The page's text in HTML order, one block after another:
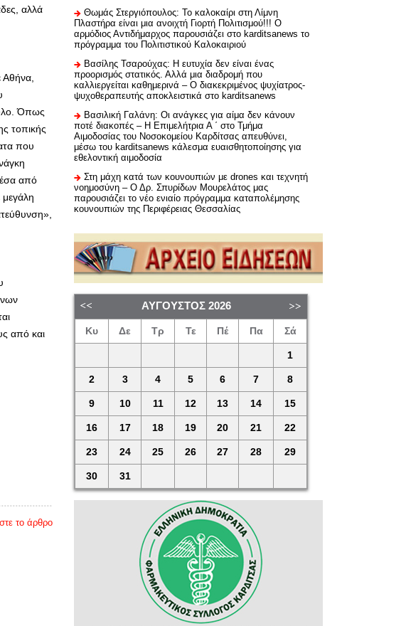
αλλά
Αθήνα,
Όπως
τοπικής
που
από
από και
το άρθρο
Θωμάς Στεργιόπουλος: Το καλοκαίρι στη Λίμνη
Πλαστήρα είναι μια ανοιχτή Γιορτή Πολιτισμού!!! Ο
αρμόδιος Αντιδήμαρχος παρουσιάζει στο karditsanews το
πρόγραμμα του Πολιτιστικού Καλοκαιριού
Βασίλης Τσαρούχας: Η ευτυχία δεν είναι ένας
προορισμός στατικός. Αλλά μια διαδρομή που
καλλιεργείται καθημερινά – Ο διακεκριμένος ψυχίατρος-
ψυχοθεραπευτής αποκλειστικά στο karditsanews
Βασιλική Γαλάνη: Οι ανάγκες για αίμα δεν κάνουν
ποτέ διακοπές – Η Επιμελήτρια Α ΄ στο Τμήμα
Αιμοδοσίας του Νοσοκομείου Καρδίτσας απευθύνει,
μέσω του karditsanews κάλεσμα ευαισθητοποίησης για
εθελοντική αιμοδοσία
Στη μάχη κατά των κουνουπιών με drones και τεχνητή
νοημοσύνη – Ο Δρ. Σπυρίδων Μουρελάτος μας
παρουσιάζει το νέο ενιαίο πρόγραμμα καταπολέμησης
κουνουπιών της Περιφέρειας Θεσσαλίας
ΑΎΓΟΥΣΤΟΣ 2026
Κυ Δε Τρ Τε Πέ Πα Σά
1
2 3 4 5 6 7 8
9 10 11 12 13 14 15
16 17 18 19 20 21 22
23 24 25 26 27 28 29
30 31